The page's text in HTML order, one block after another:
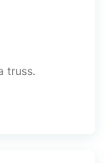
truss.